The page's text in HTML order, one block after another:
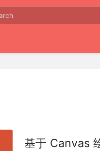
基于 Canvas